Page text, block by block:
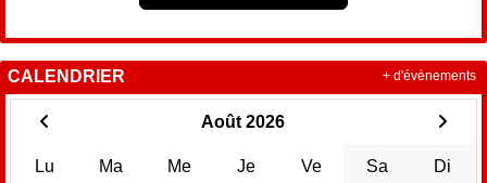
CALENDRIER
Août 2026
Lu Ma Me Je Ve Sa Di
+ d'évènements